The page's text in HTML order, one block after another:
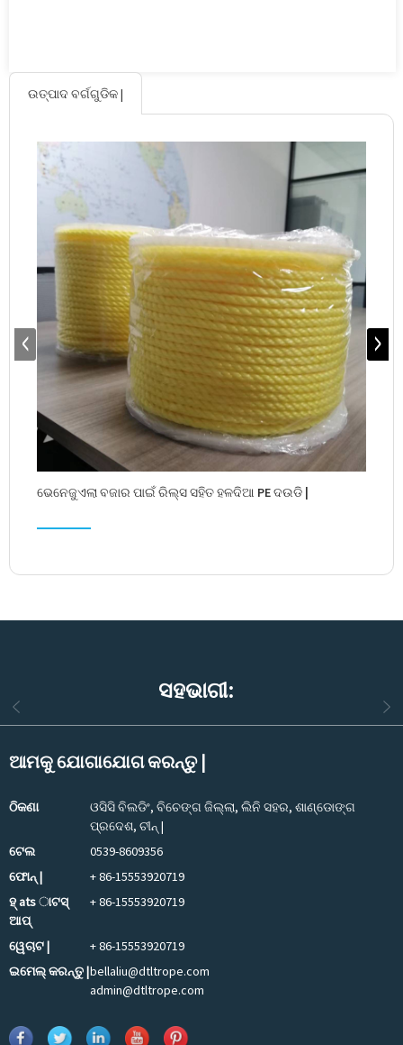
ଉତ୍ପାଦ ବର୍ଗଗୁଡିକ |
ଭେନେଜୁଏଲା ବଜାର ପାଇଁ ରିଲ୍ସ ସହିତ ହଳଦିଆ PE ଦଉଡି |
ସହଭାଗୀ:
ଆମକୁ ଯୋଗାଯୋଗ କରନ୍ତୁ |
ଠିକଣା
ଓସିସି ବିଲଡିଂ, ବିଚେଙ୍ଗ ଜିଲ୍ଲା, ଲିନି ସହର, ଶାଣ୍ଡୋଙ୍ଗ
ପ୍ରଦେଶ, ଚୀନ୍ |
ଟେଲ
0539-8609356
ଫୋନ୍ |
+ 86-15553920719
ହ୍ ats ାଟସ୍
ଆପ୍
+ 86-15553920719
ୱେଚାଟ |
+ 86-15553920719
ଇମେଲ୍ କରନ୍ତୁ |bellaliu@dtltrope.com
admin@dtltrope.com